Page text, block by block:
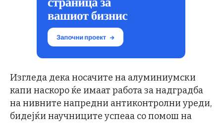
Изгледа дека носачите на алуминиумски
капи наскоро ќе имаат работа за надградба
на нивните напредни антиконтролни уреди,
бидејќи научниците успеаа со помош на